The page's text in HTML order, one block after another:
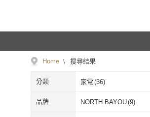
Home 搜尋結果
分類 家電 (36)
品牌 NORTH BAYOU(9)